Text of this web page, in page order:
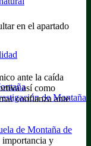
de Montaña
de Montaña de
en el apartado
ante la caída
así como
confianza ante
importancia y